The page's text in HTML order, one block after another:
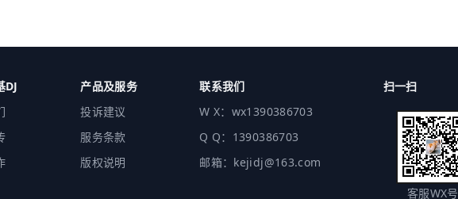
DJ
产品及服务
投诉建议
服务条款
版权说明
联系我们
W X：wx1390386703
Q Q：1390386703
邮箱：kejidj@163.com
扫一扫
客服WX号